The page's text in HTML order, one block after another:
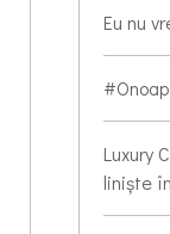
Eu nu
Luxury
liniște